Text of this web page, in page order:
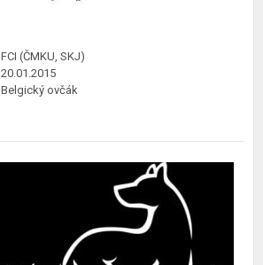
FCI (ČMKU, SKJ)
20.01.2015
Belgický ovčák